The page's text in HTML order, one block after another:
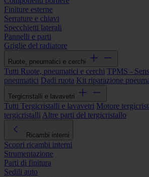
Finiture esterne
Serrature e chiavi
Specchietti laterali
Pannelli e parti
Griglie del radiatore
Ruote, pneumatici e cerchi
Tutti Ruote, pneumatici e cerchi TPMS -
pneumatici Dadi ruota Kit riparazione
Tergicristalli e lavavetri
Tutti Tergicristalli e lavavetri Motore
tergicristalli Altre parti del tergicristallo
Ricambi interni
Scopri ricambi interni
Strumentazione
Parti di finitura
Sedili auto